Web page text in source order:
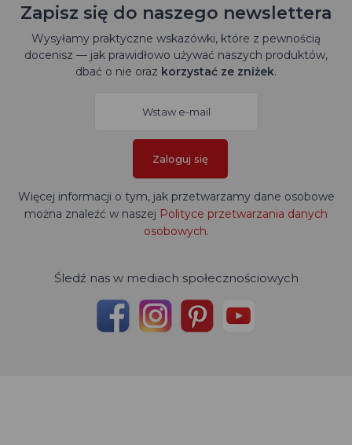
Zapisz się do naszego newslettera
Wysyłamy praktyczne wskazówki, które z pewnością
docenisz — jak prawidłowo używać naszych produktów,
dbać o nie oraz korzystać ze zniżek.
Zaloguj się
Więcej informacji o tym, jak przetwarzamy dane osobowe
można znaleźć w naszej Polityce przetwarzania danych
osobowych.
Śledź nas w mediach społecznościowych